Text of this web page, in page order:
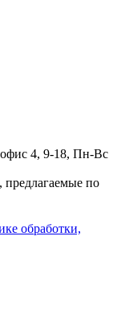
офис 4, 9-18, Пн-Вс
по
обработки,